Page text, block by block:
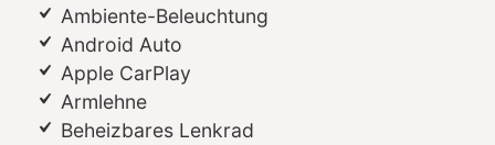
Ambiente-Beleuchtung
Android Auto
Apple CarPlay
Armlehne
Beheizbares Lenkrad